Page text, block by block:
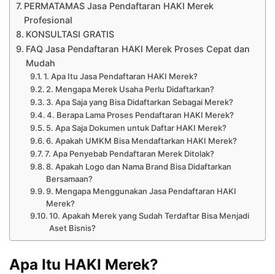
PERMATAMAS Jasa Pendaftaran HAKI Merek
Profesional
KONSULTASI GRATIS
FAQ Jasa Pendaftaran HAKI Merek Proses Cepat dan
Mudah
1. Apa Itu Jasa Pendaftaran HAKI Merek?
2. Mengapa Merek Usaha Perlu Didaftarkan?
3. Apa Saja yang Bisa Didaftarkan Sebagai Merek?
4. Berapa Lama Proses Pendaftaran HAKI Merek?
5. Apa Saja Dokumen untuk Daftar HAKI Merek?
6. Apakah UMKM Bisa Mendaftarkan HAKI Merek?
7. Apa Penyebab Pendaftaran Merek Ditolak?
8. Apakah Logo dan Nama Brand Bisa Didaftarkan
Bersamaan?
9. Mengapa Menggunakan Jasa Pendaftaran HAKI
Merek?
10. Apakah Merek yang Sudah Terdaftar Bisa Menjadi
Aset Bisnis?
Apa Itu HAKI Merek?